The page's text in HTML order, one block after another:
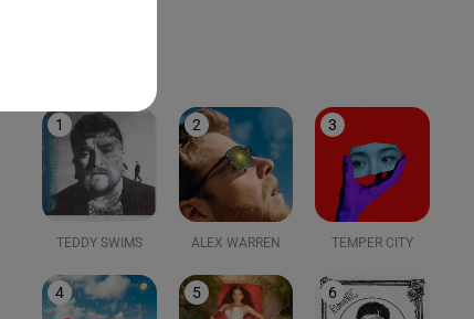
1
TEDDY SWIMS
2
ALEX WARREN
3
TEMPER CITY
4 5 6